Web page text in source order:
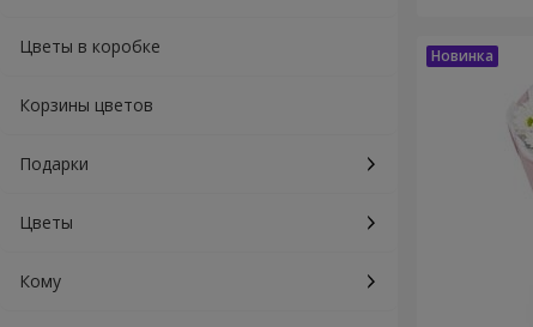
Цветы в коробке
Корзины цветов
Подарки
Цветы
Кому